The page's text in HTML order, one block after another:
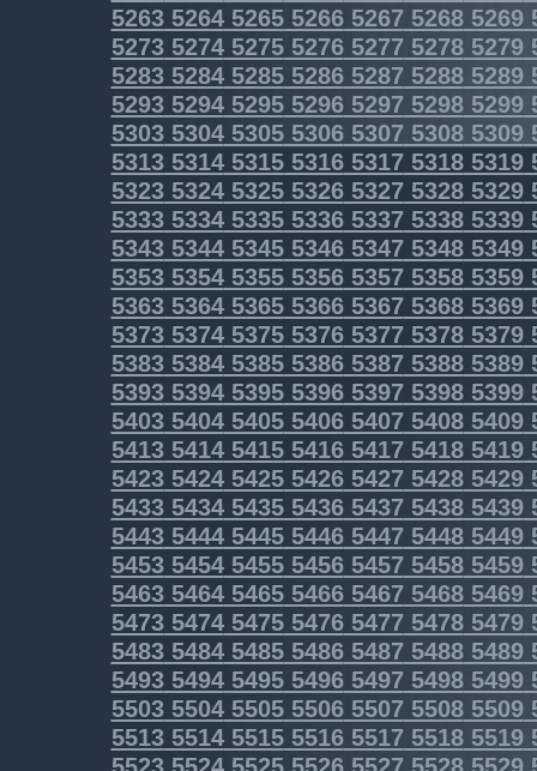
52635264526552665267 52685269
52735274527552765277 52785279
52835284528552865287 52885289
52935294529552965297 52985299
53035304530553065307 53085309
5313531453155316531753185319
5323532453255326532753285329
5333533453355336533753385339
5343534453455346534753485349
5353535453555356535753585359
5363536453655366536753685369
5373537453755376537753785379
5383538453855386538753885389
5393539453955396539753985399
5403540454055406540754085409
5413541454155416541754185419
5423542454255426542754285429
5433543454355436543754385439
5443544454455446544754485449
5453545454555456545754585459
5463546454655466546754685469
54735474547554765477 54785479
54835484548554865487 54885489
54935494549554965497 54985499
55035504550555065507 55085509
55135514551555165517 55185519